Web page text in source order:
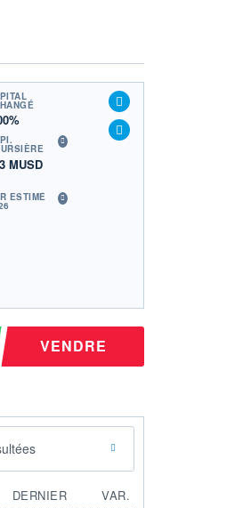
MUSD
ESTIMÉ
VENDRE
DERNIER
VAR.